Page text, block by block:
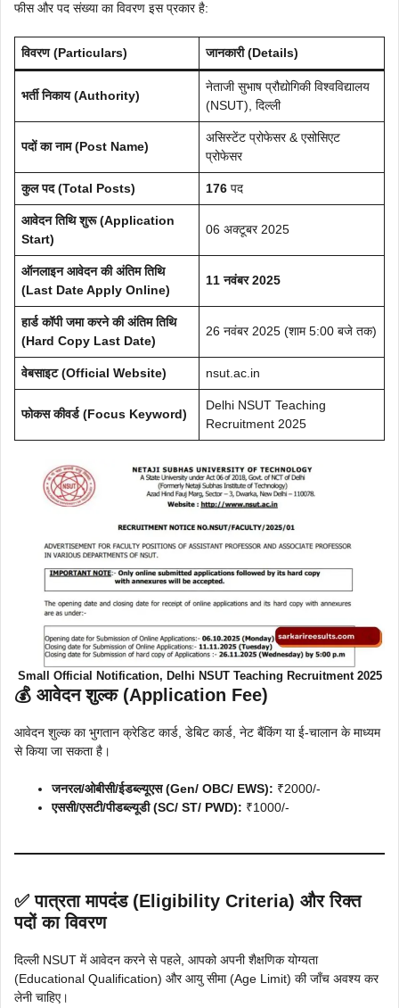
फीस और पद संख्या का विवरण इस प्रकार है:
विवरण (Particulars) जानकारी (Details)
भर्ती निकाय (Authority)
नेताजी सुभाष प्रौद्योगिकी विश्वविद्यालय
(NSUT), दिल्ली
पदों का नाम (Post Name)
असिस्टेंट प्रोफेसर & एसोसिएट
प्रोफेसर
कुल पद (Total Posts) 176 पद
आवेदन तिथि शुरू (Application
Start)
06 अक्टूबर 2025
ऑनलाइन आवेदन की अंतिम तिथि
(Last Date Apply Online)
11 नवंबर 2025
हार्ड कॉपी जमा करने की अंतिम तिथि
(Hard Copy Last Date)
26 नवंबर 2025 (शाम 5:00 बजे तक)
वेबसाइट (Official Website) nsut.ac.in
फोकस कीवर्ड (Focus Keyword)
Delhi NSUT Teaching
Recruitment 2025
Small Official Notification, Delhi NSUT Teaching Recruitment 2025
💰 आवेदन शुल्क (Application Fee)
आवेदन शुल्क का भुगतान क्रेडिट कार्ड, डेबिट कार्ड, नेट बैंकिंग या ई-चालान के माध्यम
से किया जा सकता है।
जनरल/ओबीसी/ईडब्ल्यूएस (Gen/ OBC/ EWS): ₹2000/-
एससी/एसटी/पीडब्ल्यूडी (SC/ ST/ PWD): ₹1000/-
✅ पात्रता मापदंड (Eligibility Criteria) और रिक्त
पदों का विवरण
दिल्ली NSUT में आवेदन करने से पहले, आपको अपनी शैक्षणिक योग्यता
(Educational Qualification) और आयु सीमा (Age Limit) की जाँच अवश्य कर
लेनी चाहिए।